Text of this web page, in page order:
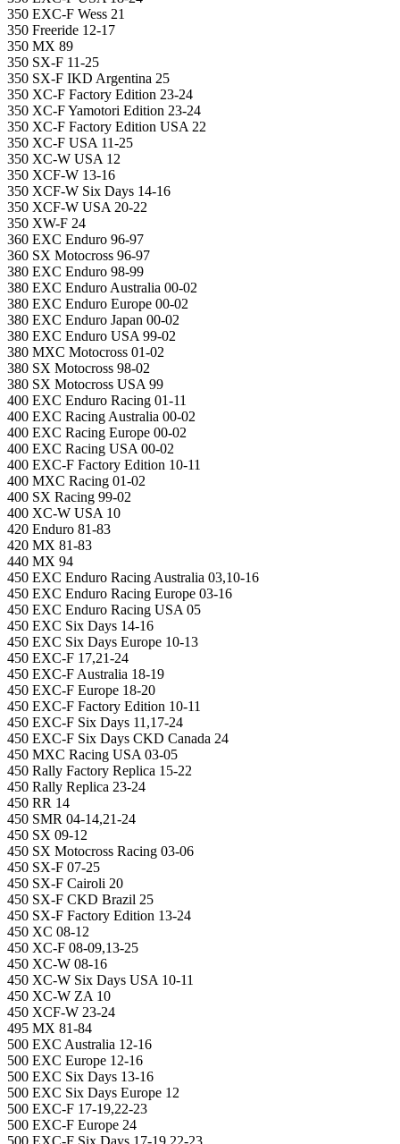
350 EXC-F Wess 21
350 Freeride 12-17
350 MX 89
350 SX-F 11-25
350 SX-F IKD Argentina 25
350 XC-F Factory Edition 23-24
350 XC-F Yamotori Edition 23-24
350 XC-F Factory Edition USA 22
350 XC-F USA 11-25
350 XC-W USA 12
350 XCF-W 13-16
350 XCF-W Six Days 14-16
350 XCF-W USA 20-22
350 XW-F 24
360 EXC Enduro 96-97
360 SX Motocross 96-97
380 EXC Enduro 98-99
380 EXC Enduro Australia 00-02
380 EXC Enduro Europe 00-02
380 EXC Enduro Japan 00-02
380 EXC Enduro USA 99-02
380 MXC Motocross 01-02
380 SX Motocross 98-02
380 SX Motocross USA 99
400 EXC Enduro Racing 01-11
400 EXC Racing Australia 00-02
400 EXC Racing Europe 00-02
400 EXC Racing USA 00-02
400 EXC-F Factory Edition 10-11
400 MXC Racing 01-02
400 SX Racing 99-02
400 XC-W USA 10
420 Enduro 81-83
420 MX 81-83
440 MX 94
450 EXC Enduro Racing Australia 03,10-16
450 EXC Enduro Racing Europe 03-16
450 EXC Enduro Racing USA 05
450 EXC Six Days 14-16
450 EXC Six Days Europe 10-13
450 EXC-F 17,21-24
450 EXC-F Australia 18-19
450 EXC-F Europe 18-20
450 EXC-F Factory Edition 10-11
450 EXC-F Six Days 11,17-24
450 EXC-F Six Days CKD Canada 24
450 MXC Racing USA 03-05
450 Rally Factory Replica 15-22
450 Rally Replica 23-24
450 RR 14
450 SMR 04-14,21-24
450 SX 09-12
450 SX Motocross Racing 03-06
450 SX-F 07-25
450 SX-F Cairoli 20
450 SX-F CKD Brazil 25
450 SX-F Factory Edition 13-24
450 XC 08-12
450 XC-F 08-09,13-25
450 XC-W 08-16
450 XC-W Six Days USA 10-11
450 XC-W ZA 10
450 XCF-W 23-24
495 MX 81-84
500 EXC Australia 12-16
500 EXC Europe 12-16
500 EXC Six Days 13-16
500 EXC Six Days Europe 12
500 EXC-F 17-19,22-23
500 EXC-F Europe 24